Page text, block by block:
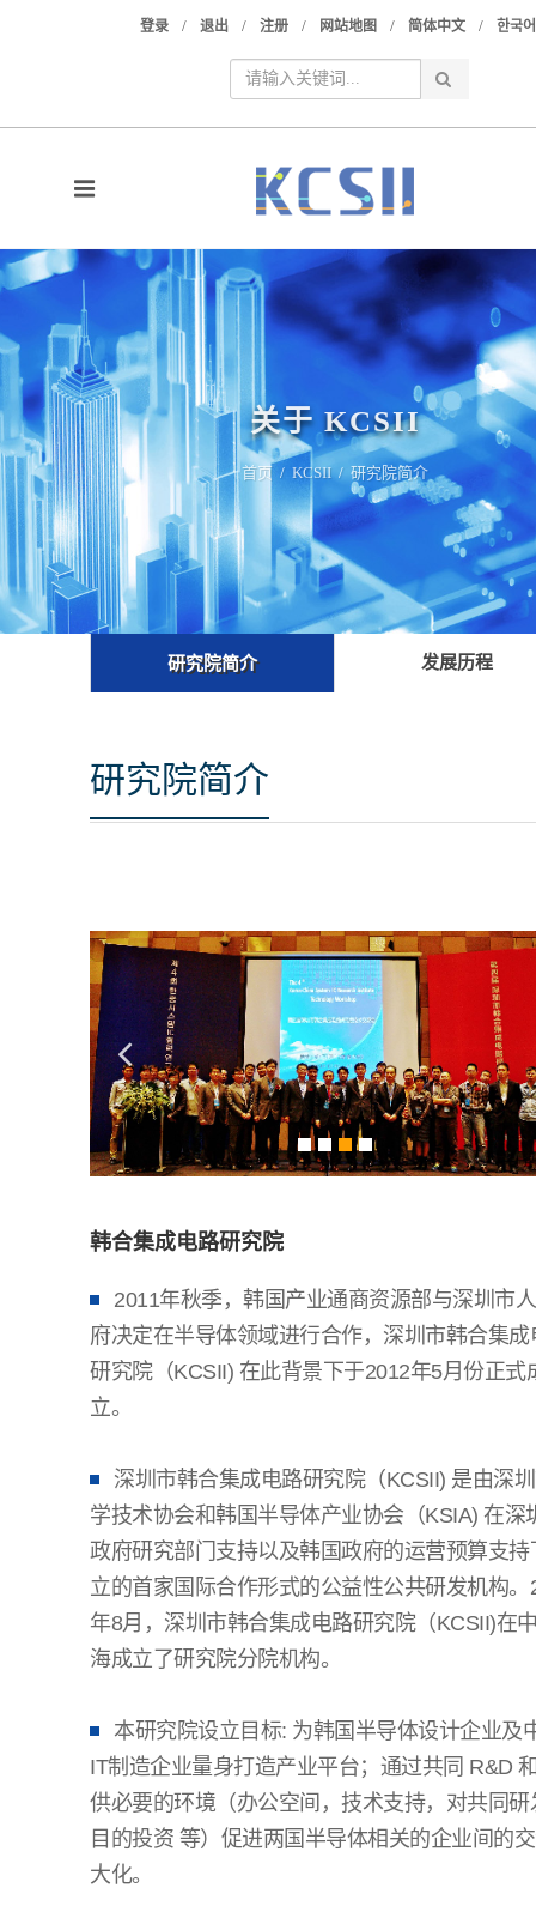
登录 / 退出 / 注册 / 网站地图 / 简体中文 / 한국어
关于 KCSII
首页 / KCSII/ 研究院简介
研究院简介 发展历程
研究院简介
韩合集成电路研究院
2011年秋季，韩国产业通商资源部与深圳市
府决定在半导体领域进行合作，深圳市韩合集成
研究院（KCSII) 在此背景下于2012年5月份正式
立。
深圳市韩合集成电路研究院（KCSII) 是由深
学技术协会和韩国半导体产业协会（KSIA) 在深
政府研究部门支持以及韩国政府的运营预算支持
立的首家国际合作形式的公益性公共研发机构。
年8月，深圳市韩合集成电路研究院（KCSII)在
海成立了研究院分院机构。
本研究院设立目标: 为韩国半导体设计企业及
IT制造企业量身打造产业平台；通过共同 R&D
供必要的环境（办公空间，技术支持，对共同研
目的投资 等）促进两国半导体相关的企业间的
大化。